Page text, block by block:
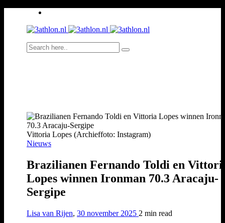
Vittoria Lopes (Archieffoto: Instagram)
Nieuws
Brazilianen Fernando Toldi en
Lopes winnen Ironman 70.3 Aracaju-
Sergipe
Lisa van Rijen, 30 november 2025 2 min read